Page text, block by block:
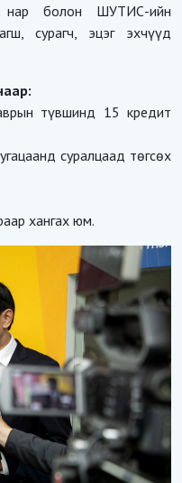
нар болон ШУТИС-ийн
сурагч, эцэг эхчүүд
түвшинд 15 кредит
суралцаад төгсөх
хангах юм.